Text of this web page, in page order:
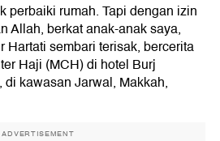
perbaiki rumah. Tapi dengan izin
Allah, berkat anak-anak saya,
Hartati sembari terisak, bercerita
Haji (MCH) di hotel Burj
kawasan Jarwal, Makkah,
ADVERTISEMENT